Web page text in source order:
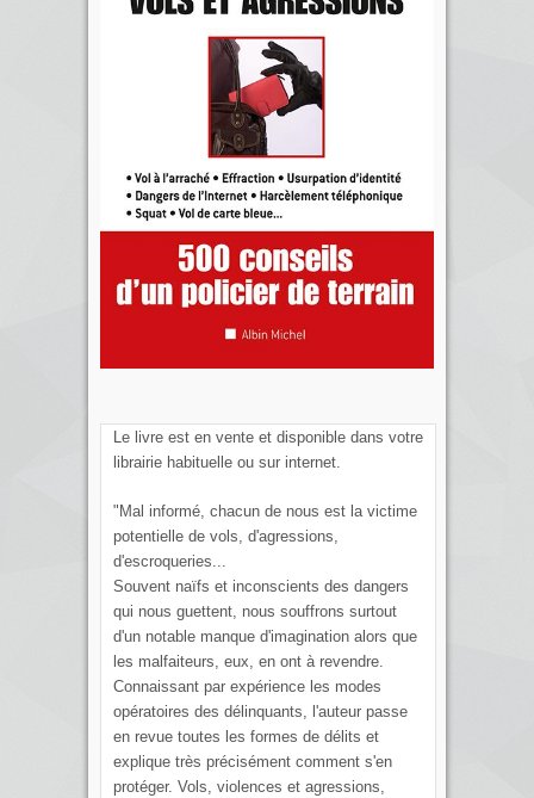
Le livre est en vente et disponible dans votre
librairie habituelle ou sur internet.
"Mal informé, chacun de nous est la victime
potentielle de vols, d'agressions,
d'escroqueries...
Souvent naïfs et inconscients des dangers
qui nous guettent, nous souffrons surtout
d'un notable manque d'imagination alors que
les malfaiteurs, eux, en ont à revendre.
Connaissant par expérience les modes
opératoires des délinquants, l'auteur passe
en revue toutes les formes de délits et
explique très précisément comment s'en
protéger. Vols, violences et agressions,